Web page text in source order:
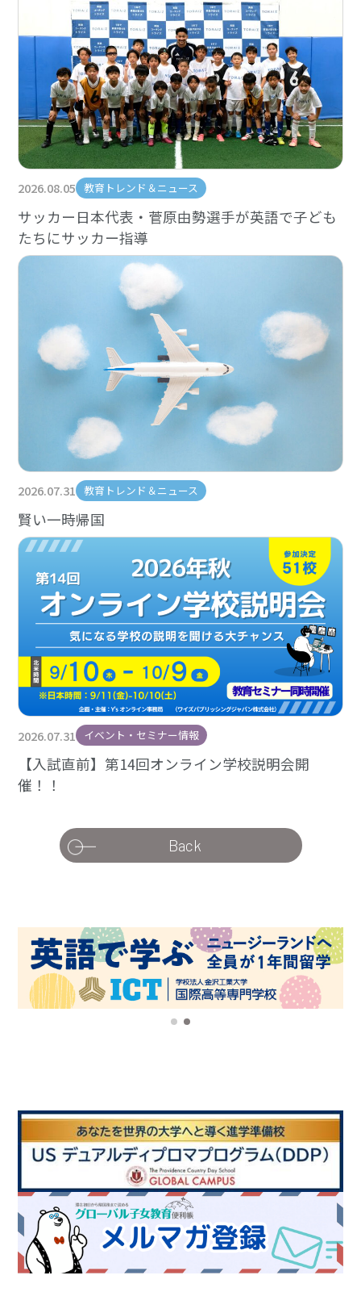
2026.08.05 教育トレンド＆ニュース
サッカー日本代表・菅原由勢選手が英語で子ども
たちにサッカー指導
2026.07.31 教育トレンド＆ニュース
賢い一時帰国
2026.07.31 イベント・セミナー情報
【入試直前】第14回オンライン学校説明会開
催！！
Back